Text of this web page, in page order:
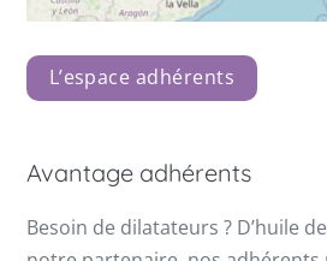
L’espace adhérents
Avantage adhérents
Besoin de dilatateurs ? D’huile